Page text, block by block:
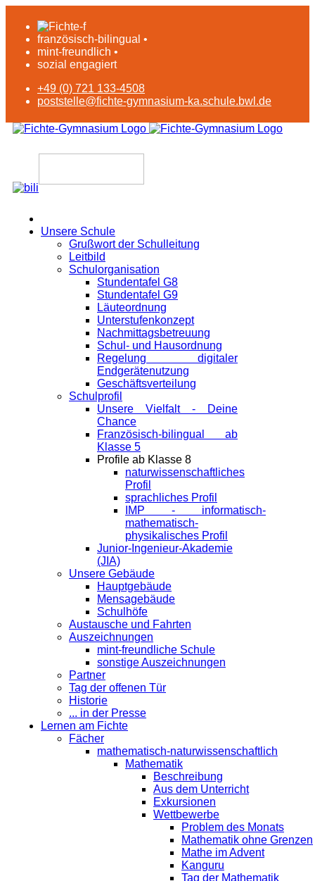
französisch-bilingual •
mint-freundlich •
sozial engagiert
+49 (0) 721 133-4508
poststelle@fichte-gymnasium-ka.schule.bwl.de
Unsere Schule
Grußwort der Schulleitung
Leitbild
Schulorganisation
Stundentafel G8
Stundentafel G9
Läuteordnung
Unterstufenkonzept
Nachmittagsbetreuung
Schul- und Hausordnung
Regelung digitaler
Endgeräte­nutzung
Geschäftsverteilung
Schulprofil
Unsere Vielfalt - Deine
Chance
Französisch-bilingual ab
Klasse 5
Profile ab Klasse 8
naturwissenschaftliches
Profil
sprachliches Profil
IMP - informatisch-
mathematisch-
physikalisches Profil
Junior-Ingenieur-Akademie
(JIA)
Unsere Gebäude
Hauptgebäude
Mensagebäude
Schulhöfe
Austausche und Fahrten
Auszeichnungen
mint-freundliche Schule
sonstige Auszeichnungen
Partner
Tag der offenen Tür
Historie
... in der Presse
Lernen am Fichte
Fächer
mathematisch-naturwissenschaftlich
Mathematik
Beschreibung
Aus dem Unterricht
Exkursionen
Wettbewerbe
Problem des Monats
Mathematik ohne Grenzen
Mathe im Advent
Kanguru
Tag der Mathematik